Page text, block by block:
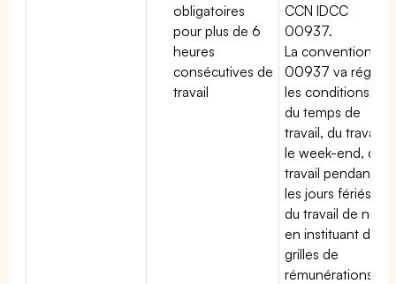
obligatoires
pour plus de 6
heures
consécutives de
travail
CCN IDCC
00937.
La convention
00937 va régir
les conditions
du temps de
travail, du travail
le week-end, du
travail pendant
les jours fériés,
du travail de nuit
en instituant des
grilles de
rémunérations